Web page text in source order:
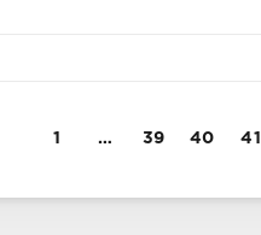
1 … 39 40 41